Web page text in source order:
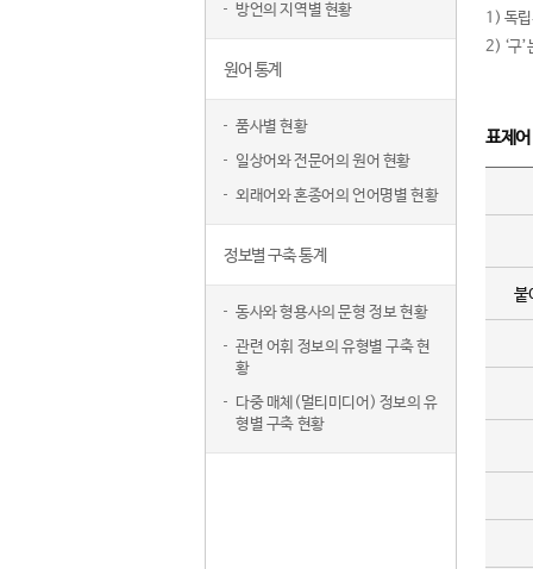
방언의 지역별 현황
원어 통계
품사별 현황
일상어와 전문어의 원어 현황
외래어와 혼종어의 언어명별 현황
정보별 구축 통계
동사와 형용사의 문형 정보 현황
관련 어휘 정보의 유형별 구축 현
황
다중 매체(멀티미디어) 정보의 유
형별 구축 현황
1) 독립
2) ‘구
표제
붙